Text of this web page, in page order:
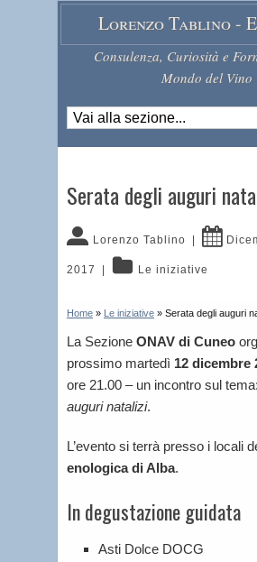
Lorenzo Tablino -
Consulenza, Curiosità e
Mondo del Vino
Serata degli auguri
Lorenzo Tablino
2017 Le iniziative
Home » Le iniziative » Serata degli auguri
La Sezione ONAV di Cuneo
prossimo martedì 12 dicembre
ore 21.00 – un incontro sul tema:
auguri natalizi.
L’evento si terrà presso i locali
enologica di Alba.
In degustazione guidata
Asti Dolce DOCG